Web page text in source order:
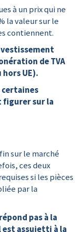
à un prix qui ne
la valeur sur le
contiennent.
de TVA
hors UE).
certaines
sur la
sur le marché
ces deux
si les pièces
par la
pas à la
assujetti à la